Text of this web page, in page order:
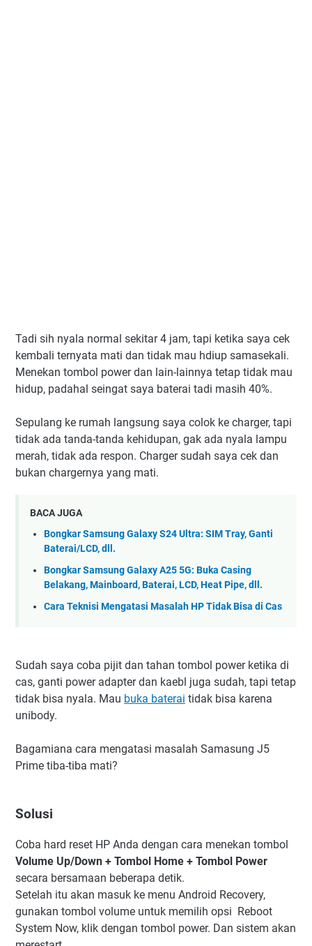
Tadi sih nyala normal sekitar 4 jam, tapi ketika saya cek
kembali ternyata mati dan tidak mau hdiup samasekali.
Menekan tombol power dan lain-lainnya tetap tidak mau
hidup, padahal seingat saya baterai tadi masih 40%.
Sepulang ke rumah langsung saya colok ke charger, tapi
tidak ada tanda-tanda kehidupan, gak ada nyala lampu
merah, tidak ada respon. Charger sudah saya cek dan
bukan chargernya yang mati.
BACA JUGA
Bongkar Samsung Galaxy S24 Ultra: SIM Tray, Ganti
Baterai/LCD, dll.
Bongkar Samsung Galaxy A25 5G: Buka Casing
Belakang, Mainboard, Baterai, LCD, Heat Pipe, dll.
Cara Teknisi Mengatasi Masalah HP Tidak Bisa di Cas
Sudah saya coba pijit dan tahan tombol power ketika di
cas, ganti power adapter dan kaebl juga sudah, tapi tetap
tidak bisa nyala. Mau buka baterai tidak bisa karena
unibody.
Bagamiana cara mengatasi masalah Samasung J5
Prime tiba-tiba mati?
Solusi
Coba hard reset HP Anda dengan cara menekan tombol
Volume Up/Down + Tombol Home + Tombol Power
secara bersamaan beberapa detik.
Setelah itu akan masuk ke menu Android Recovery,
gunakan tombol volume untuk memilih opsi Reboot
System Now, klik dengan tombol power. Dan sistem akan